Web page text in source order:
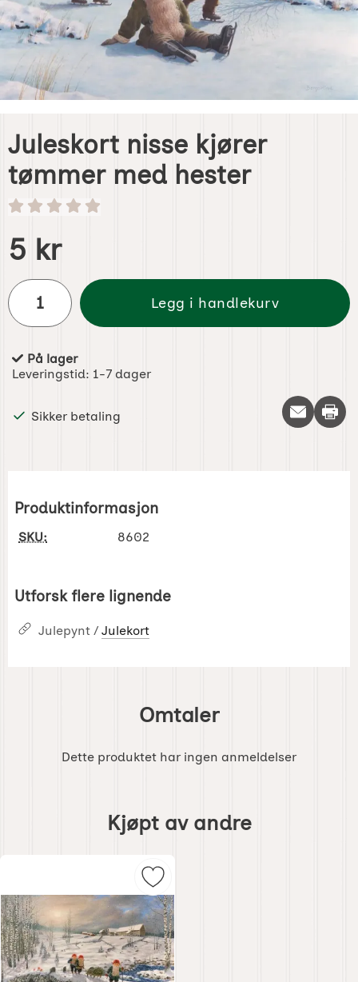
Juleskort nisse kjører
tømmer med hester
Handle dette produktet, Juleskort nisse kjører tømmer
pris
5 kr
antall
Legg i handlekurv
Produkttilgjengelighet:
På lager
Leveringstid: 1-7 dager
Sikker betaling Skriv
Produktinformasjon
SKU: 8602
Utforsk flere lignende
Julepynt / Julekort
Omtaler
Dette produktet har ingen anmeldelser
andre
Kjøpt av andre
Merk juleskort nisse kjører